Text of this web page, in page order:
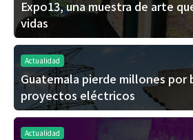
Expo13, una muestra de arte
vidas
Actualidad
Guatemala pierde millones por
proyectos eléctricos
Actualidad